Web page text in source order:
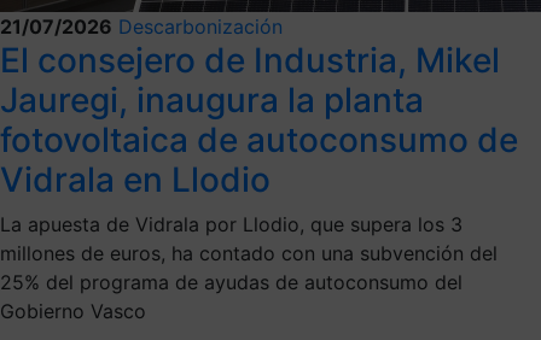
21/07/2026 Descarbonización
El consejero de Industria, Mikel
Jauregi, inaugura la planta
fotovoltaica de autoconsumo de
Vidrala en Llodio
La apuesta de Vidrala por Llodio, que supera los 3
millones de euros, ha contado con una subvención del
25% del programa de ayudas de autoconsumo del
Gobierno Vasco